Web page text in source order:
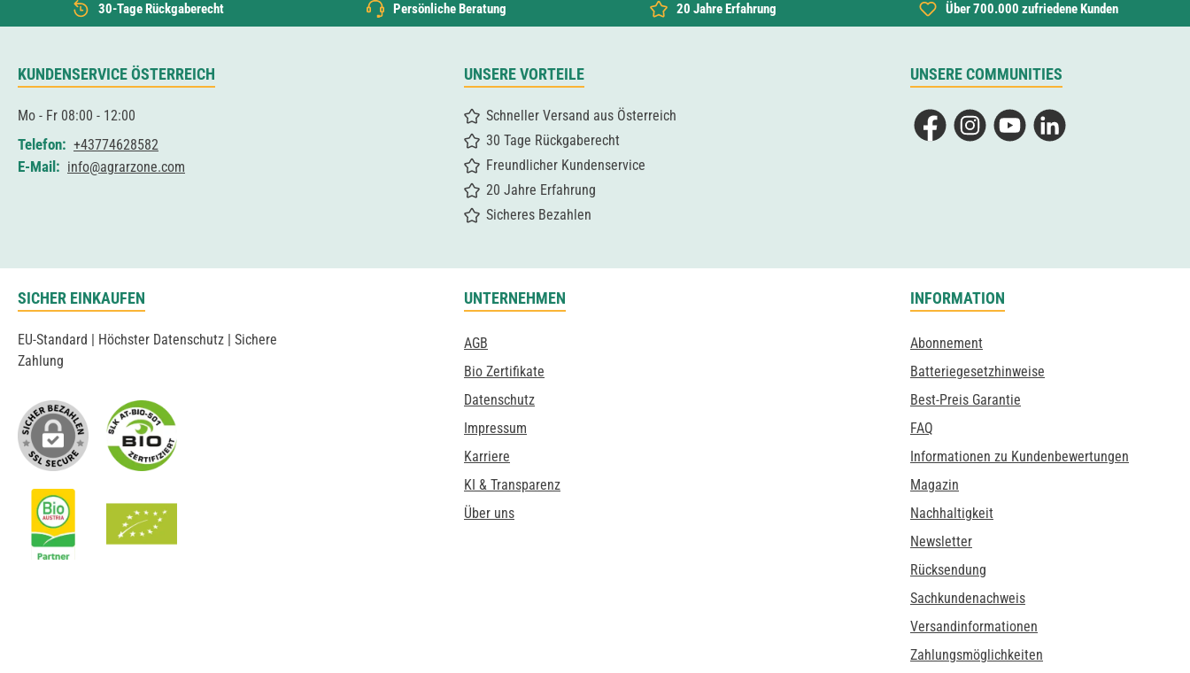
30-Tage Rückgaberecht Persönliche Beratung 20 Jahre Erfahrung Über 700.000 zufriedene Kunden
KUNDENSERVICE ÖSTERREICH
Mo - Fr 08:00 - 12:00
Telefon: +43774628582
E-Mail: info@agrarzone.com
UNSERE VORTEILE
Schneller Versand aus Österreich
30 Tage Rückgaberecht
Freundlicher Kundenservice
20 Jahre Erfahrung
Sicheres Bezahlen
UNSERE COMMUNITIES
FacebookInstagramYouTubeLinkedIn
SICHER EINKAUFEN
EU-Standard | Höchster Datenschutz | Sichere
Zahlung
UNTERNEHMEN
AGB
Bio Zertifikate
Datenschutz
Impressum
Karriere
KI & Transparenz
Über uns
INFORMATION
Abonnement
Batteriegesetzhinweise
Best-Preis Garantie
FAQ
Informationen zu Kundenbewertungen
Magazin
Nachhaltigkeit
Newsletter
Rücksendung
Sachkundenachweis
Versandinformationen
Zahlungsmöglichkeiten